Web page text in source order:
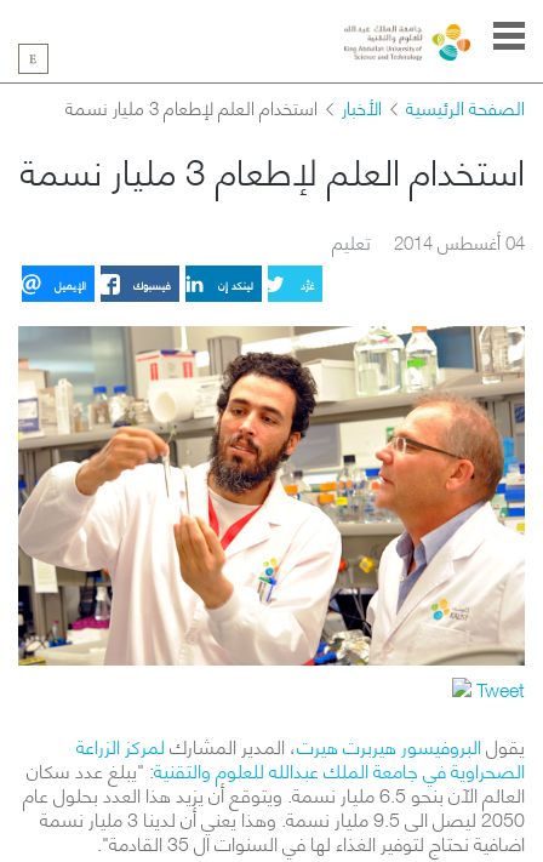
الصفحة الرئيسية الأخبار استخدام العلم لإطعام 3 مليار نسمة
استخدام العلم لإطعام 3 مليار نسمة
04 أغسطس 2014 تعليم
الإيميل فيسبوك لينكد إن غرِّد
Tweet
يقولالبروفيسور هيربرت هيرت، المدير المشاركلمركز الزراعة
الصحراوية في جامعة الملك عبدالله للعلوم والتقنية: "يبلغ عدد سكان
العالم الآن بنحو 6.5 مليار نسمة. ويتوقع أن يزيد هذا العدد بحلول عام
2050 ليصل الى 9.5 مليار نسمة. وهذا يعني أن لدينا 3 مليار نسمة
اضافية نحتاج لتوفير الغذاء لها في السنوات ال 35 القادمة".